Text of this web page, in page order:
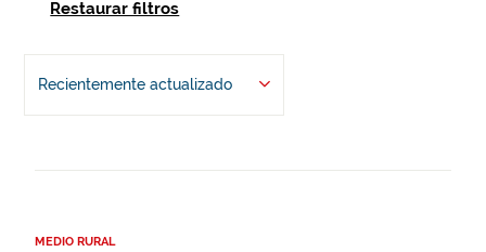
Restaurar filtros
Recientemente actualizado
MEDIO RURAL